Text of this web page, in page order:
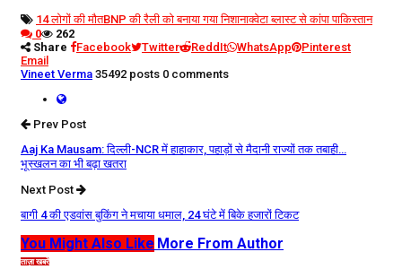
14 लोगों की मौतBNP की रैली को बनाया गया निशानाक्वेटा ब्लास्ट से कांपा पाकिस्तान
0
262
Share
Facebook Twitter ReddIt WhatsApp
Pinterest
Email
Vineet Verma 35492 posts 0 comments
Prev Post
Aaj Ka Mausam: दिल्ली-NCR में हाहाकार, पहाड़ों से मैदानी राज्यों तक तबाही…
भूस्खलन का भी बढ़ा खतरा
Next Post
बागी 4 की एडवांस बुकिंग ने मचाया धमाल, 24 घंटे में बिके हजारों टिकट
You Might Also Like More From Author
ताज़ा खबरें